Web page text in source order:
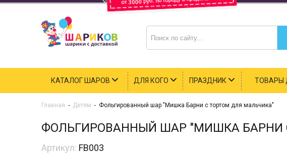
КАТАЛОГ ШАРОВ ДЛЯ КОГО ПРАЗДНИК ТОВАРЫ
Главная - Детям - Фольгированный шар "Мишка Барни с тортом для мальчика"
ФОЛЬГИРОВАННЫЙ ШАР "МИШКА БАРНИ
Артикул: FB003